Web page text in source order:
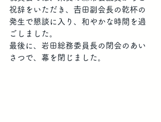
祝辞をいただき、𠮷田副会長の乾杯の
発生で懇談に入り、和やかな時間を過
ごしました。
最後に、岩田総務委員長の閉会のあい
さつで、幕を閉じました。